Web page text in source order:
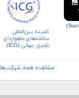
کمیته بین‌المللی
سامانه‌های ماهواره‌ای
ناوبری جهانی (ICG)
مشاهده همه شرکت‌ها